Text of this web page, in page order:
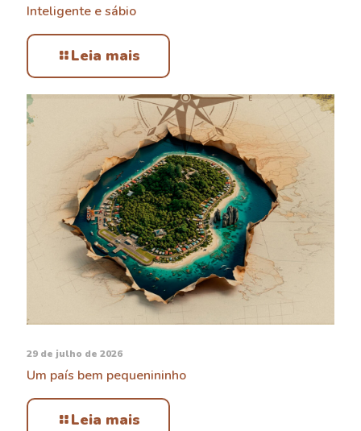
Inteligente e sábio
Leia mais
29 de julho de 2026
Um país bem pequenininho
Leia mais